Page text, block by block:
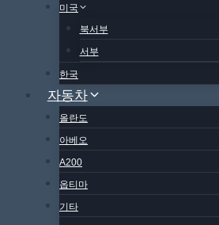
미국
북서부
서부
한국
자동차
올란도
아베오
A200
옵티마
기타